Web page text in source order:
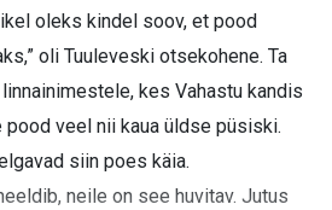
oleks kindel soov, et pood
oli Tuuleveski otsekohene. Ta
kes Vahastu kandis
pood veel nii kaua üldse püsiski.
siin poes käia.
neile on see huvitav. Jutus